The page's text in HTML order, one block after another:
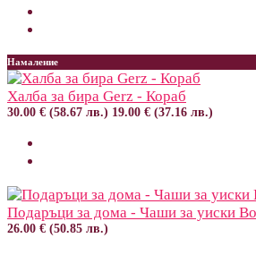
Намаление
Халба за бира Gerz - Кораб
30.00 € (58.67 лв.) 19.00 € (37.16 лв.)
Подаръци за дома - Чаши за уиски
26.00 € (50.85 лв.)